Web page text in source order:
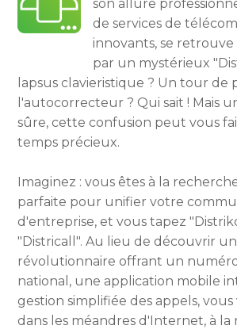
son allure
de services de
innovants, se retrouve
par un mystérieux
lapsus clavieristique ? Un tour de
l'autocorrecteur ? Qui sait ! Mais
sûre, cette confusion peut vous
temps précieux.
Imaginez : vous êtes à la
parfaite pour unifier votre
d'entreprise, et vous tapez
"Districall". Au lieu de découvrir
révolutionnaire offrant un
national, une application mobile
gestion simplifiée des appels,
dans les méandres d'Internet, à